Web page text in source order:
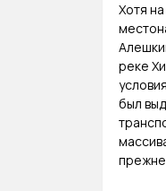
Хотя
реке
был